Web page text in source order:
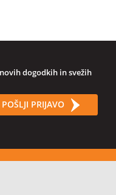
dogodkih in svežih
POŠLJI PRIJAVO